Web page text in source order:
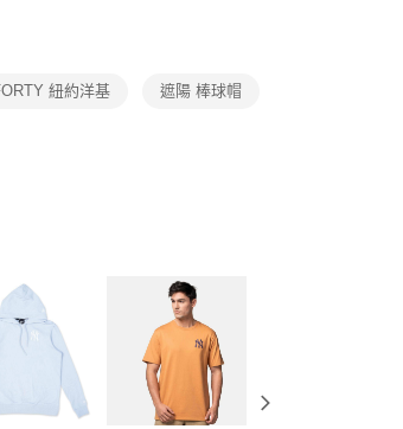
供個人資料，並將交易相關給付款項請
他人資訊註冊。若發現惡意使用之情
停止該用戶之使用額度並採取法律行
紐約洋基 遮陽 棒球帽